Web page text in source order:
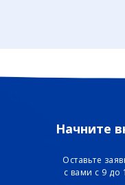
Начните
Оставьте
с вами с 9 до